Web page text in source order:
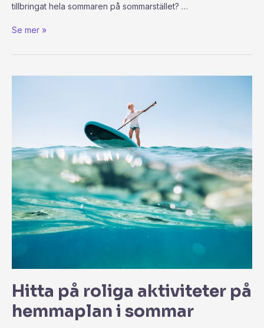
tillbringat hela sommaren på sommarstället? …
Se mer »
Hitta på roliga aktiviteter på
hemmaplan i sommar